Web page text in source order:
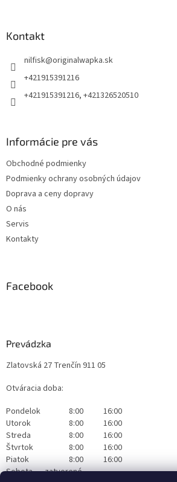
Kontakt
nilfisk@originalwapka.sk
+421915391216
+421915391216, +421326520510
Informácie pre vás
Obchodné podmienky
Podmienky ochrany osobných údajov
Doprava a ceny dopravy
O nás
Servis
Kontakty
Facebook
Prevádzka
Zlatovská 27 Trenčín 911 05
Otváracia doba:
Pondelok
8:00
16:00
Utorok
8:00
16:00
Streda
8:00
16:00
Štvrtok
8:00
16:00
Piatok
8:00
16:00
Sobota
zatvorené